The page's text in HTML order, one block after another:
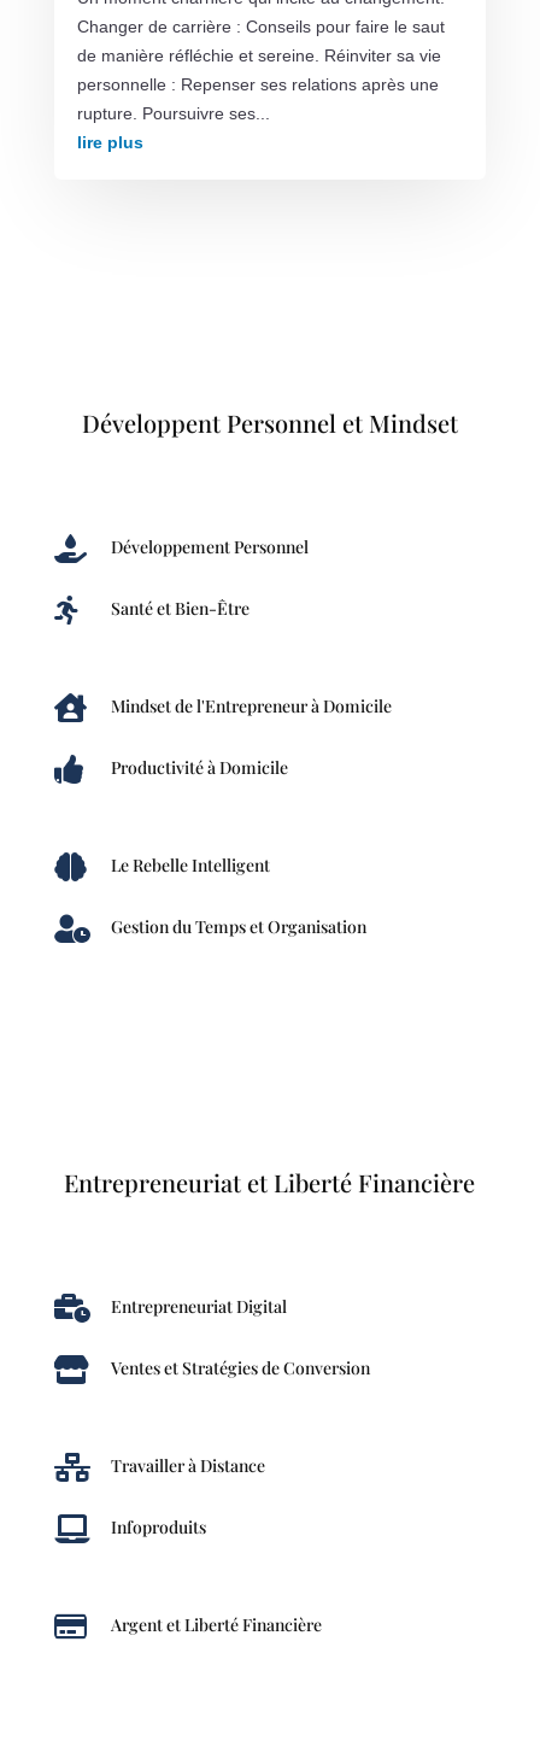
Changer de carrière : Conseils pour faire le saut
de manière réfléchie et sereine. Réinviter sa vie
personnelle : Repenser ses relations après une
rupture. Poursuivre ses...
lire plus
Développent Personnel et Mindset
 Développement Personnel
 Santé et Bien-Être
 Mindset de l'Entrepreneur à Domicile
 Productivité à Domicile
 Le Rebelle Intelligent
 Gestion du Temps et Organisation
Entrepreneuriat et Liberté Financière
 Entrepreneuriat Digital
 Ventes et Stratégies de Conversion
 Travailler à Distance
 Infoproduits
 Argent et Liberté Financière